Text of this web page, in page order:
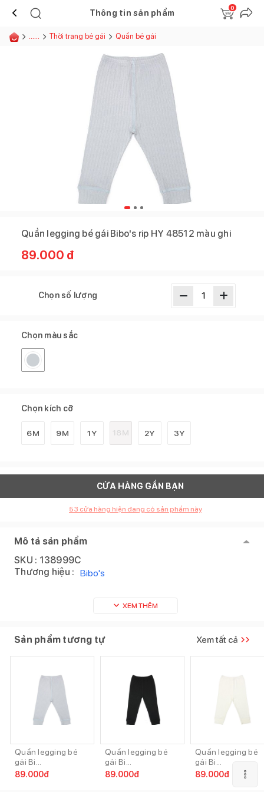
Thông tin sản phẩm
0
...... Thời trang bé gái Quần bé gái
Quần legging bé gái Bibo's rip HY 48512 màu ghi
89.000 đ
Chọn số lượng
Chọn màu sắc
Chọn kích cỡ
6M 9M 1Y 18M 2Y 3Y
CỬA HÀNG GẦN BẠN
53 cửa hàng hiện đang có sản phẩm này
Mô tả sản phẩm
SKU : 138999C
Thương hiệu : Bibo's
XEM THÊM
Sản phẩm tương tự Xem tất cả
Quần legging bé
gái Bi...
89.000đ
Quần legging bé
gái Bi...
89.000đ
Quần legging bé
gái Bi...
89.000đ